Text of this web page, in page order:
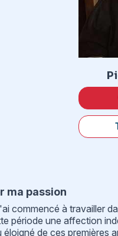
ma passion
commencé à travailler
période une affection
de ces